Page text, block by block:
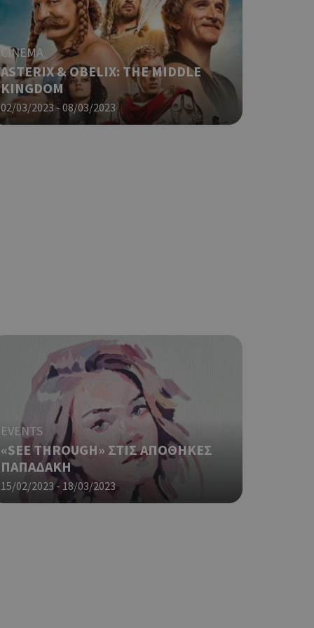
CINEMA
ASTERIX & OBELIX: THE MIDDLE
KINGDOM
02/03/2023 - 08/03/2023
EVENTS
«SEE THROUGH» ΣΤΙΣ ΑΠΟΘΗΚΕΣ
ΠΑΠΑΔΑΚΗ
15/02/2023 - 18/03/2023
Google
που
για ένα
είναι
ο
ένα καλό
Google
δηλαδή να
στον χρήστη
είναι το
δηλαδή να
στον χρήστη
είναι το
push down
την
που
για ένα
μεταβλητών